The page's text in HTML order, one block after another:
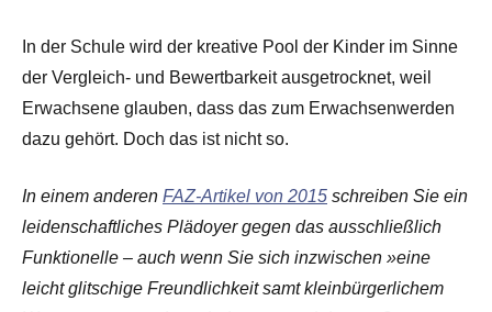
In der Schule wird der kreative Pool der Kinder im Sinne
der Vergleich- und Bewertbarkeit ausgetrocknet, weil
Erwachsene glauben, dass das zum Erwachsenwerden
dazu gehört. Doch das ist nicht so.
In einem anderen FAZ-Artikel von 2015 schreiben Sie ein
leidenschaftliches Plädoyer gegen das ausschließlich
Funktionelle – auch wenn Sie sich inzwischen »eine
leicht glitschige Freundlichkeit samt kleinbürgerlichem